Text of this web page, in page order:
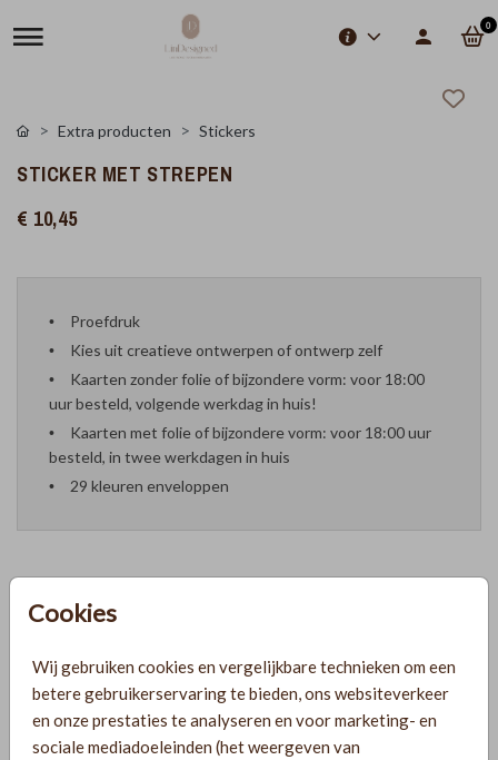
0
Cookies
Wij gebruiken cookies en vergelijkbare technieken om een
betere gebruikerservaring te bieden, ons websiteverkeer
en onze prestaties te analyseren en voor marketing- en
sociale mediadoeleinden (het weergeven van
Extra producten Stickers
STICKER MET STREPEN
€ 10,45
Proefdruk
Kies uit creatieve ontwerpen of ontwerp zelf
Kaarten zonder folie of bijzondere vorm: voor 18:00
uur besteld, volgende werkdag in huis!
Kaarten met folie of bijzondere vorm: voor 18:00 uur
besteld, in twee werkdagen in huis
29 kleuren enveloppen
Prijzen
PRODUCTINFORMATIE